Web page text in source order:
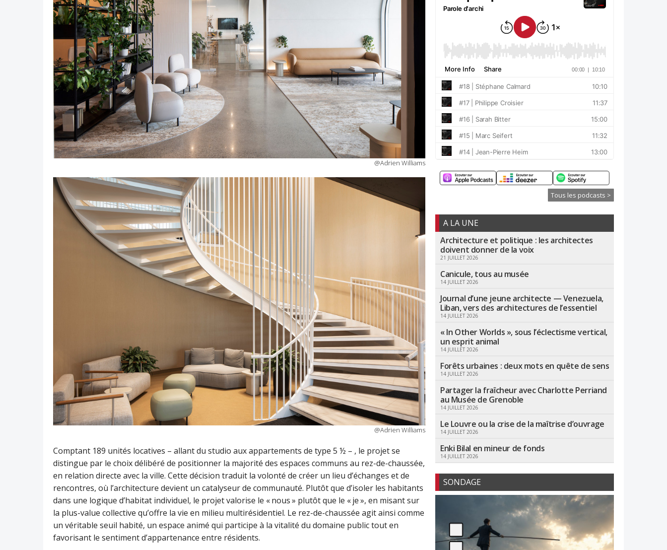
@Adrien Williams
@Adrien Williams
Comptant 189 unités locatives – allant du studio aux appartements de type 5 ½ – , le projet se
distingue par le choix délibéré de positionner la majorité des espaces communs au rez-de-chaussée,
en relation directe avec la ville. Cette décision traduit la volonté de créer un lieu d’échanges et de
rencontres, où l’architecture devient un catalyseur de communauté. Plutôt que d’isoler les habitants
dans une logique d’habitat individuel, le projet valorise le « nous » plutôt que le « je », en misant sur
la plus-value collective qu’offre la vie en milieu multirésidentiel. Le rez-de-chaussée agit ainsi comme
un véritable seuil habité, un espace animé qui participe à la vitalité du domaine public tout en
favorisant le sentiment d’appartenance entre résidents.
Tous les podcasts >
A LA UNE
Architecture et politique : les architectes
doivent donner de la voix
21 JUILLET 2026
Canicule, tous au musée
14 JUILLET 2026
Journal d’une jeune architecte — Venezuela,
Liban, vers des architectures de l’essentiel
14 JUILLET 2026
« In Other Worlds », sous l’éclectisme vertical,
un esprit animal
14 JUILLET 2026
Forêts urbaines : deux mots en quête de sens
14 JUILLET 2026
Partager la fraîcheur avec Charlotte Perriand
au Musée de Grenoble
14 JUILLET 2026
Le Louvre ou la crise de la maîtrise d’ouvrage
14 JUILLET 2026
Enki Bilal en mineur de fonds
14 JUILLET 2026
SONDAGE